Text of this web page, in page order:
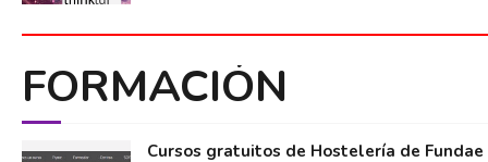
FORMACIÓN
Cursos gratuitos de Hostelería de Fundae